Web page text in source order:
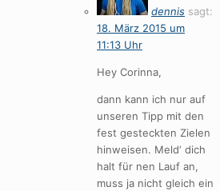
dennis sagt:
18. März 2015 um
11:13 Uhr
Hey Corinna,
dann kann ich nur auf
unseren Tipp mit den
fest gesteckten Zielen
hinweisen. Meld‘ dich
halt für nen Lauf an,
muss ja nicht gleich ein